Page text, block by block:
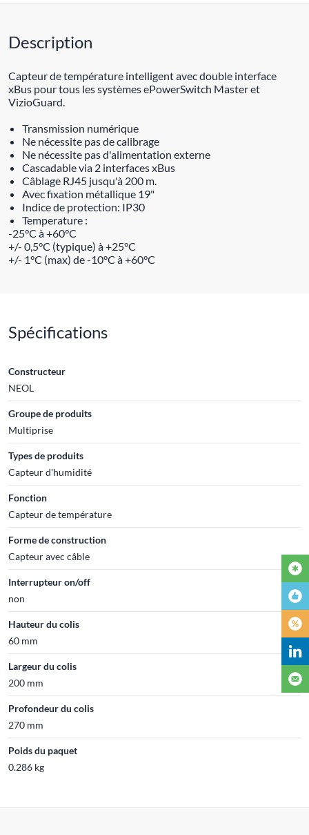
Description
Capteur de température intelligent avec double interface
xBus pour tous les systèmes ePowerSwitch Master et
VizioGuard.
Transmission numérique
Ne nécessite pas de calibrage
Ne nécessite pas d'alimentation externe
Cascadable via 2 interfaces xBus
Câblage RJ45 jusqu'à 200 m.
Avec fixation métallique 19"
Indice de protection: IP30
Temperature :
-25°C à +60°C
+/- 0,5°C (typique) à +25°C
+/- 1°C (max) de -10°C à +60°C
Spécifications
Constructeur
NEOL
Groupe de produits
Multiprise
Types de produits
Capteur d'humidité
Fonction
Capteur de température
Forme de construction
Capteur avec câble
Interrupteur on/off
non
Hauteur du colis
60 mm
Largeur du colis
200 mm
Profondeur du colis
270 mm
Poids du paquet
0.286 kg